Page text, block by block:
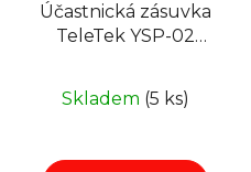
Účastnická zásuvka
TeleTek YSP-02
Skladem (5 ks)